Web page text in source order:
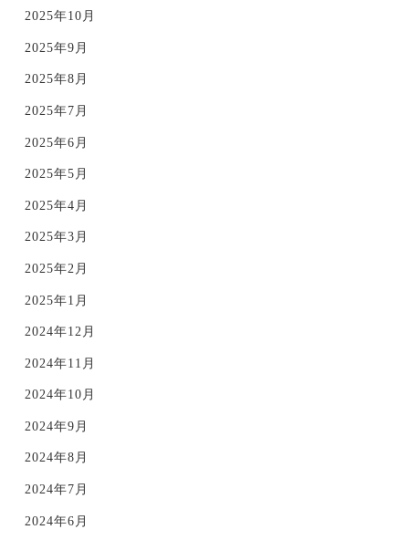
2025年10月
2025年9月
2025年8月
2025年7月
2025年6月
2025年5月
2025年4月
2025年3月
2025年2月
2025年1月
2024年12月
2024年11月
2024年10月
2024年9月
2024年8月
2024年7月
2024年6月